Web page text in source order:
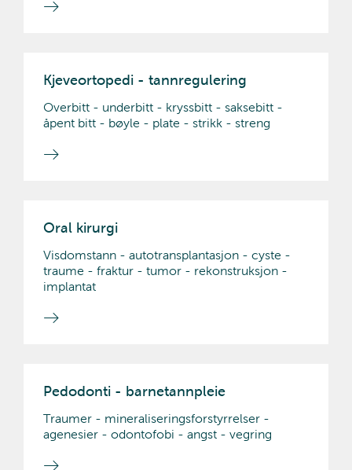
Kjeveortopedi - tannregulering
Overbitt - underbitt - kryssbitt - saksebitt -
åpent bitt - bøyle - plate - strikk - streng
Oral kirurgi
Visdomstann - autotransplantasjon - cyste -
traume - fraktur - tumor - rekonstruksjon -
implantat
Pedodonti - barnetannpleie
Traumer - mineraliseringsforstyrrelser -
agenesier - odontofobi - angst - vegring